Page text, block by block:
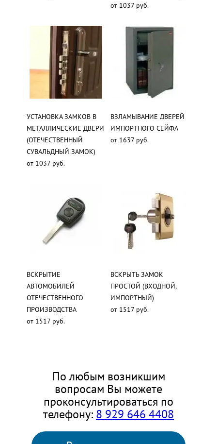
от 1037 руб.
УСТАНОВКА ЗАМКОВ В
МЕТАЛЛИЧЕСКИЕ ДВЕРИ
(ОТЕЧЕСТВЕННЫЙ
СУВАЛЬДНЫЙ ЗАМОК)
от 1037 руб.
ВЗЛАМЫВАНИЕ ДВЕРЕЙ
ИМПОРТНОГО СЕЙФА
от 1637 руб.
ВСКРЫТИЕ
АВТОМОБИЛЕЙ
ОТЕЧЕСТВЕННОГО
ПРОИЗВОДСТВА
от 1517 руб.
ВСКРЫТЬ ЗАМОК
ПРОСТОЙ (ВХОДНОЙ,
ИМПОРТНЫЙ)
от 1517 руб.
По любым возникшим
вопросам Вы можете
проконсультироваться по
телефону: 8 929 646 4408